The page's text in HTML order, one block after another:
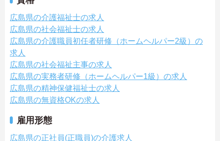
広島県の介護福祉士の求人
広島県の社会福祉士の求人
広島県の介護職員初任者研修（ホームヘルパー2級）の
求人
広島県の社会福祉主事の求人
広島県の実務者研修（ホームヘルパー1級）の求人
広島県の精神保健福祉士の求人
広島県の無資格OKの求人
雇用形態
広島県の正社員(正職員)の介護求人